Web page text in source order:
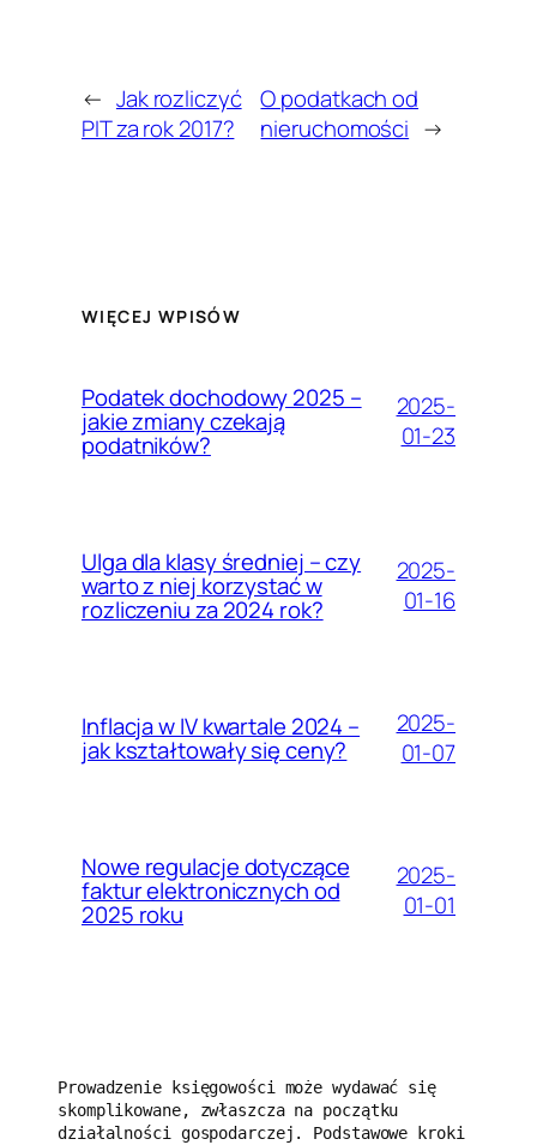
← Jak rozliczyć
PIT za rok 2017?
O podatkach od
nieruchomości →
WIĘCEJ WPISÓW
Podatek dochodowy 2025 –
jakie zmiany czekają
podatników?
2025-
01-23
Ulga dla klasy średniej – czy
warto z niej korzystać w
rozliczeniu za 2024 rok?
2025-
01-16
Inflacja w IV kwartale 2024 –
jak kształtowały się ceny?
2025-
01-07
Nowe regulacje dotyczące
faktur elektronicznych od
2025 roku
2025-
01-01
Prowadzenie księgowości może wydawać się
skomplikowane, zwłaszcza na początku
działalności gospodarczej. Podstawowe kroki